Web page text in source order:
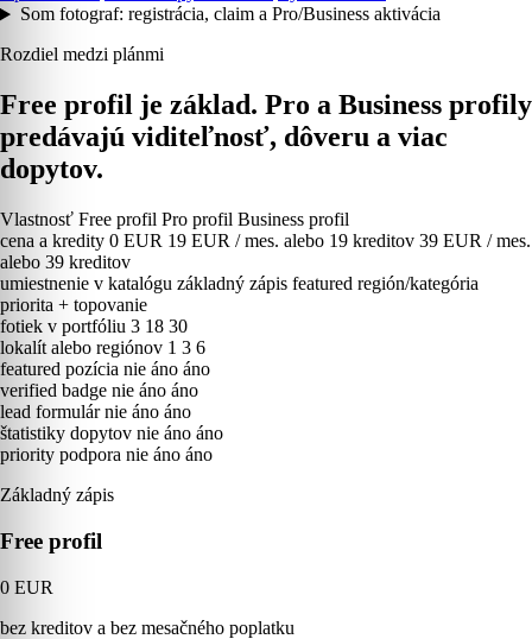
Som fotograf: registrácia, claim a Pro/Business aktivácia
Rozdiel medzi plánmi
Free profil je základ. Pro a Business profily
predávajú viditeľnosť, dôveru a viac
dopytov.
Vlastnosť Free profil Pro profil Business profil
cena a kredity 0 EUR 19 EUR / mes. alebo 19 kreditov 39 EUR / mes.
alebo 39 kreditov
umiestnenie v katalógu základný zápis featured región/kategória
priorita + topovanie
fotiek v portfóliu 3 18 30
lokalít alebo regiónov 1 3 6
featured pozícia nie áno áno
verified badge nie áno áno
lead formulár nie áno áno
štatistiky dopytov nie áno áno
priority podpora nie áno áno
Základný zápis
Free profil
0 EUR
bez kreditov a bez mesačného poplatku